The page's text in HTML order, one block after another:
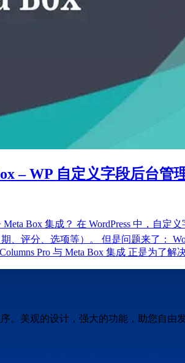
– WP 自定义字段后台管
Meta Box 集成？ 在 WordPress 中，自
、评分、选项等）。 但是问题来了：
Pro 与 Meta Box 集成 正是为了
。美观的设计，强大的功能，助您自由